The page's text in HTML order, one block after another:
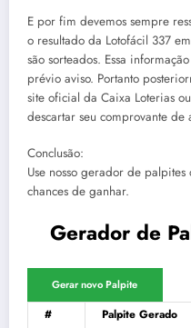
E por fim devemos sempre
o resultado da Lotofácil 337
são sorteados. Essa
prévio aviso. Portanto
site oficial da Caixa Loterias
descartar seu comprovante de
Conclusão:
Use nosso gerador de
chances de ganhar.
Gerador de
Gerar novo Palpite
# Palpite Gerado